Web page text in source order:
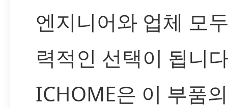
엔지니어와 업체 모
력적인 선택이 됩니
ICHOME은 이 부품의